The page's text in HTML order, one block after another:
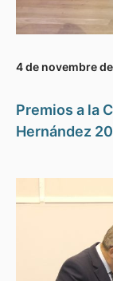
4 de novembre
Premios a la
Hernández